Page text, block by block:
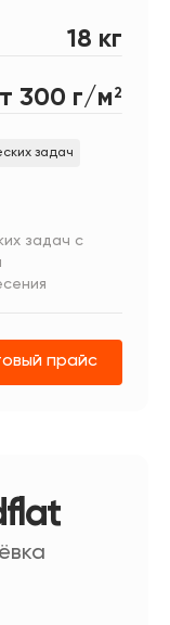
18 кг
300 г/м 2
задач
задач с
прайс